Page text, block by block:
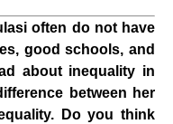
often do not have
good schools, and
about inequality in
between her
Do you think